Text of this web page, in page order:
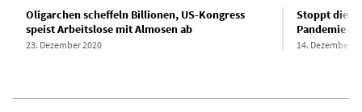
Oligarchen scheffeln Billionen, US-Kongress
speist Arbeitslose mit Almosen ab
23. Dezember 2020
Stoppt die
Pandemie-
14. Dezember